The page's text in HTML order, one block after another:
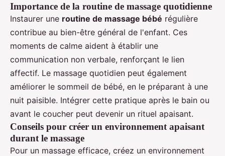
Importance de la routine de massage quotidienne
Instaurer une routine de massage bébé régulière
contribue au bien-être général de l'enfant. Ces
moments de calme aident à établir une
communication non verbale, renforçant le lien
affectif. Le massage quotidien peut également
améliorer le sommeil de bébé, en le préparant à une
nuit paisible. Intégrer cette pratique après le bain ou
avant le coucher peut devenir un rituel apaisant.
Conseils pour créer un environnement apaisant
durant le massage
Pour un massage efficace, créez un environnement